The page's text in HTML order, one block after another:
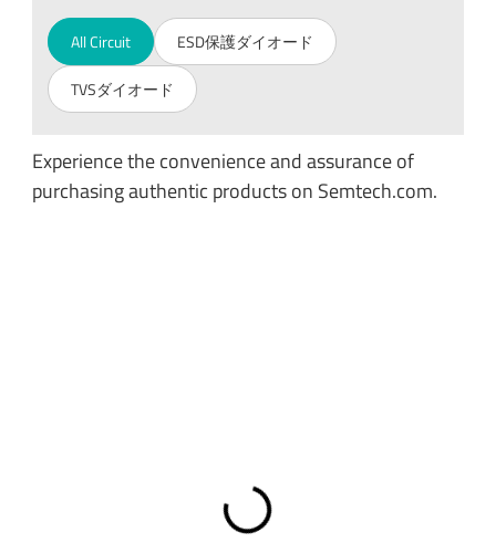
All Circuit ESD保護ダイオード
TVSダイオード
Experience the convenience and assurance of
purchasing authentic products on Semtech.com.
Loading...